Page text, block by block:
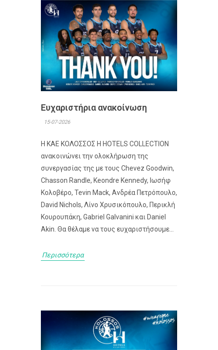
Ευχαριστήρια ανακοίνωση
15-07-2026
Η ΚΑΕ ΚΟΛΟΣΣΟΣ H HOTELS COLLECTION
ανακοινώνει την ολοκλήρωση της
συνεργασίας της με τους Chevez Goodwin,
Chasson Randle, Keondre Kennedy, Ιωσήφ
Κολοβέρο, Tevin Mack, Ανδρέα Πετρόπουλο,
David Nichols, Λίνο Χρυσικόπουλο, Περικλή
Κουρουπάκη, Gabriel Galvanini και Daniel
Akin. Θα θέλαμε να τους ευχαριστήσουμε...
Περισσότερα